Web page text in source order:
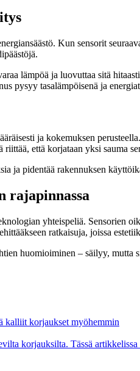
Kun sensorit
lämpöä ja luovuttaa sitä
pysyy tasalämpöisenä ja
ja kokemuksen
riittää, että korjataan yksi sauma
ja pidentää rakennuksen
rajapinnassa
yhteispeliä. Sensorien
ratkaisuja, joissa
huomioiminen – säilyy, mutta
kalliit korjaukset myöhemmin
korjauksilta. Tässä